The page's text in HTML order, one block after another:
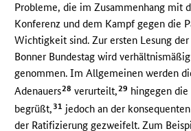
Probleme, die im Zusammenhang mit
Konferenz und dem Kampf gegen die
Wichtigkeit sind. Zur ersten Lesung
Bonner Bundestag wird
genommen. Im Allgemeinen werden
Adenauers28 verurteilt,29 hingegen
begrüßt, 31 jedoch an der
der Ratifizierung gezweifelt. Zum